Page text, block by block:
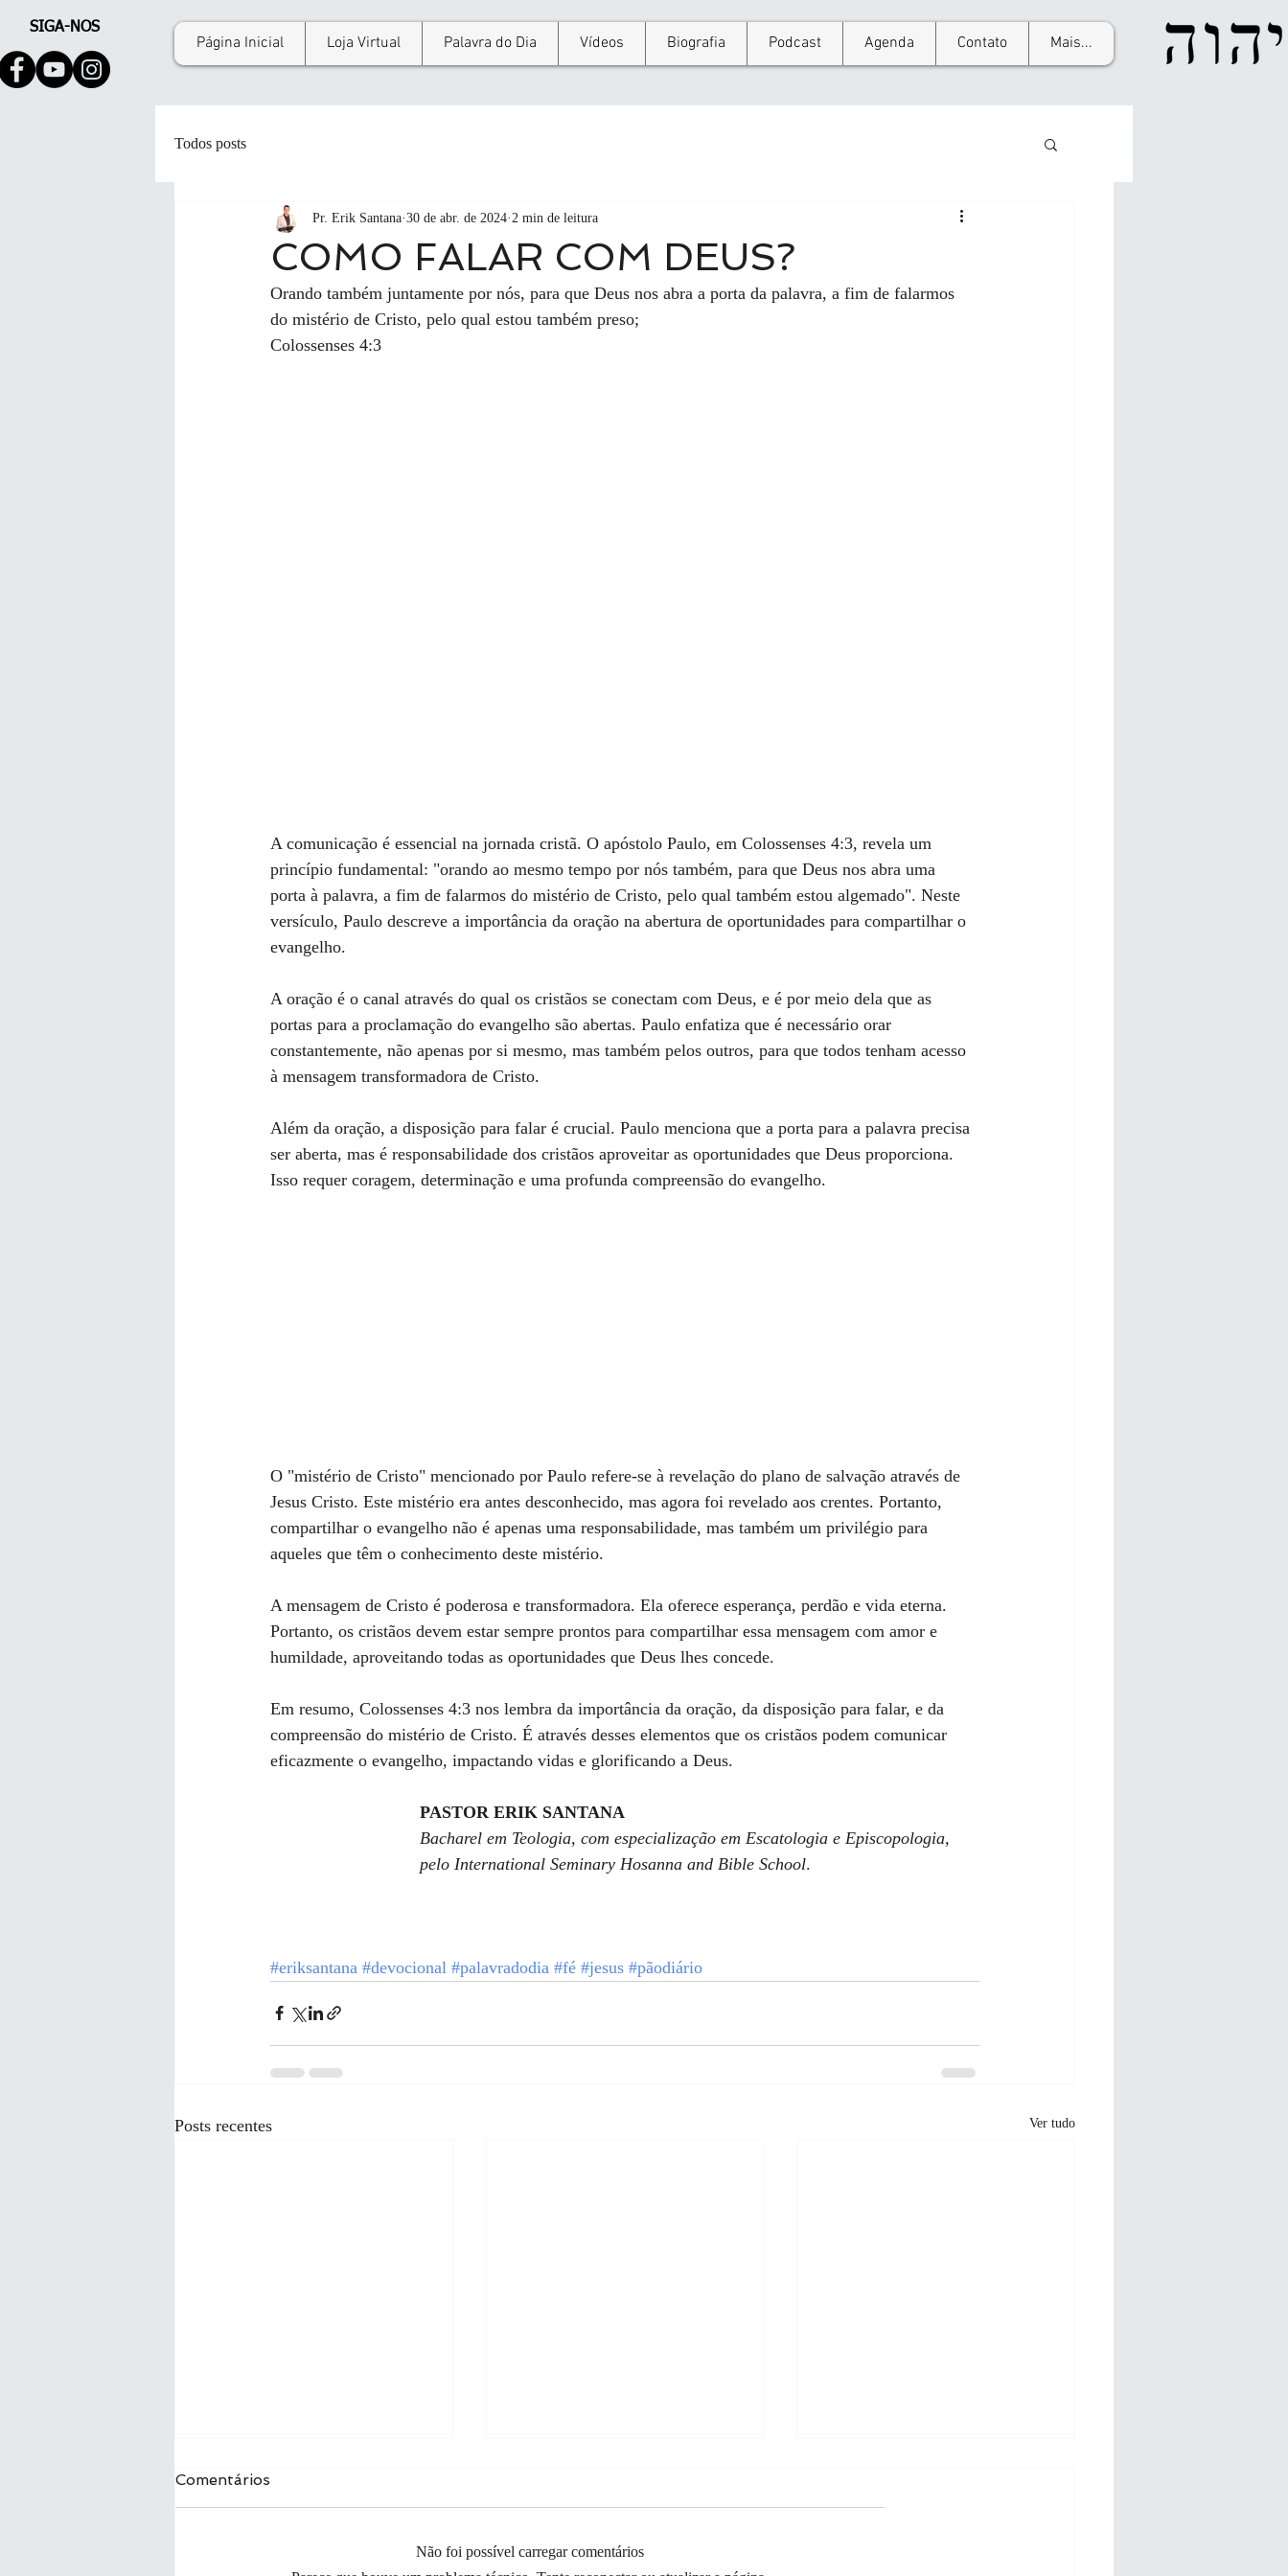
SIGA-NOS
Página Inicial Loja Virtual Palavra do Dia Vídeos Biografia Podcast Agenda Contato Mais...
Todos posts
COMO FALAR COM DEUS?
Pr. Erik Santana 30 de abr. de 2024 2 min de leitura
Orando também juntamente por nós, para que Deus nos abra a porta da palavra, a fim de falarmos
do mistério de Cristo, pelo qual estou também preso;
Colossenses 4:3
A comunicação é essencial na jornada cristã. O apóstolo Paulo, em Colossenses 4:3, revela um
princípio fundamental: "orando ao mesmo tempo por nós também, para que Deus nos abra uma
porta à palavra, a fim de falarmos do mistério de Cristo, pelo qual também estou algemado". Neste
versículo, Paulo descreve a importância da oração na abertura de oportunidades para compartilhar o
evangelho.
A oração é o canal através do qual os cristãos se conectam com Deus, e é por meio dela que as
portas para a proclamação do evangelho são abertas. Paulo enfatiza que é necessário orar
constantemente, não apenas por si mesmo, mas também pelos outros, para que todos tenham acesso
à mensagem transformadora de Cristo.
Além da oração, a disposição para falar é crucial. Paulo menciona que a porta para a palavra precisa
ser aberta, mas é responsabilidade dos cristãos aproveitar as oportunidades que Deus proporciona.
Isso requer coragem, determinação e uma profunda compreensão do evangelho.
O "mistério de Cristo" mencionado por Paulo refere-se à revelação do plano de salvação através de
Jesus Cristo. Este mistério era antes desconhecido, mas agora foi revelado aos crentes. Portanto,
compartilhar o evangelho não é apenas uma responsabilidade, mas também um privilégio para
aqueles que têm o conhecimento deste mistério.
A mensagem de Cristo é poderosa e transformadora. Ela oferece esperança, perdão e vida eterna.
Portanto, os cristãos devem estar sempre prontos para compartilhar essa mensagem com amor e
humildade, aproveitando todas as oportunidades que Deus lhes concede.
Em resumo, Colossenses 4:3 nos lembra da importância da oração, da disposição para falar, e da
compreensão do mistério de Cristo. É através desses elementos que os cristãos podem comunicar
eficazmente o evangelho, impactando vidas e glorificando a Deus.
PASTOR ERIK SANTANA
Bacharel em Teologia, com especialização em Escatologia e Episcopologia,
pelo International Seminary Hosanna and Bible School.
#eriksantana #devocional #palavradodia #fé #jesus #pãodiário
Posts recentes Ver tudo
Comentários
Não foi possível carregar comentários